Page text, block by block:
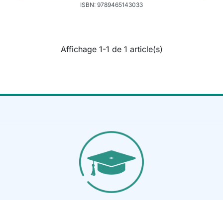
ISBN: 9789465143033
Affichage 1-1 de 1 article(s)